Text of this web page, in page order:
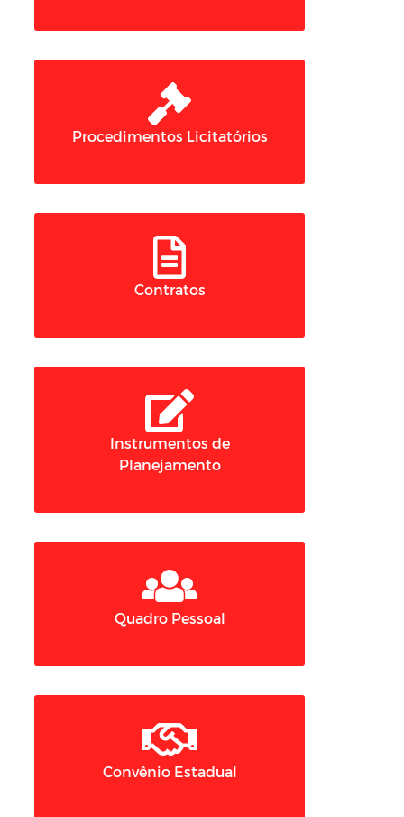
Procedimentos Licitatórios
Contratos
Instrumentos de
Planejamento
Quadro Pessoal
Convênio Estadual